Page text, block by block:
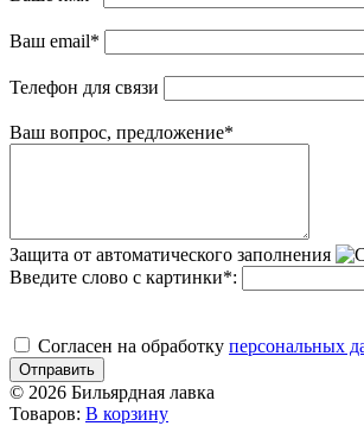
Ваш email*
Телефон для связи
Ваш вопрос, предложение*
Защита от автоматического заполнения
Введите слово с картинки*:
Cогласен на обработку персональных
Отправить
© 2026 Бильярдная лавка
Товаров: В корзину